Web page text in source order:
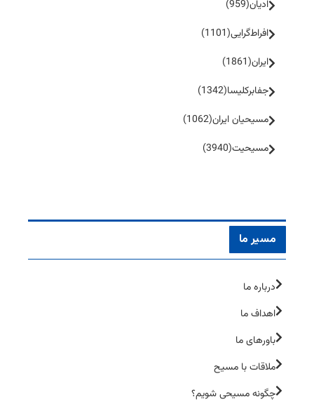
ادیان(959)
افراط‌گرایی(1101)
ایران(1861)
جفا‌بر‌کلیسا(1342)
مسیحیان ایران(1062)
مسیحیت(3940)
مسیر ما
درباره ما
اهداف ما
باورهای ما
ملاقات با مسیح
چگونه مسیحی شویم؟